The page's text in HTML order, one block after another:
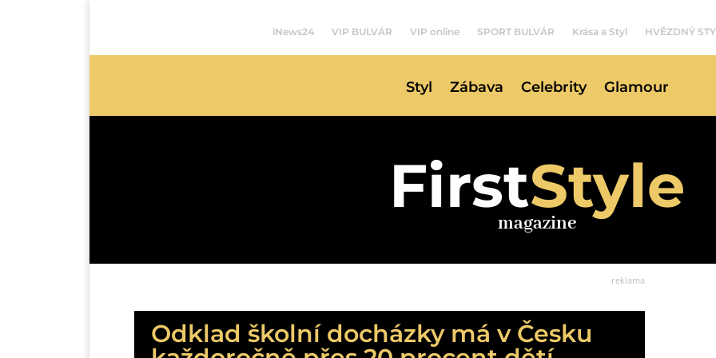
iNews24 VIP BULVÁR VIP online SPORT BULVÁR Krása a Styl HVĚZDNÝ
Styl Zábava Celebrity Glamour
FirstStyle
magazine
reklama
Odklad školní docházky má v Česku